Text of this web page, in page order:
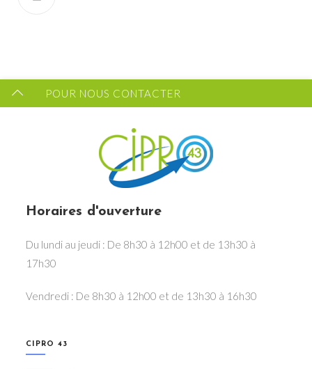
POUR NOUS CONTACTER
Horaires d'ouverture
Du lundi au jeudi : De 8h30 à 12h00 et de 13h30 à
17h30
Vendredi : De 8h30 à 12h00 et de 13h30 à 16h30
CIPRO 43